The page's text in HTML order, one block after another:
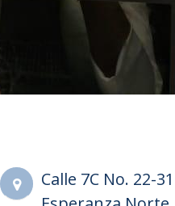
Calle 7C No. 22-31